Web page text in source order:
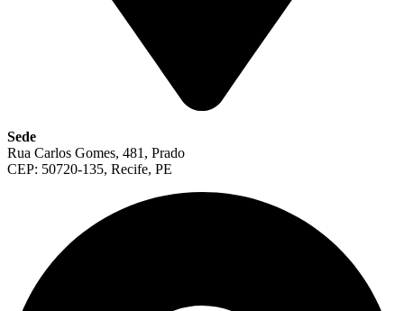
Sede
Rua Carlos Gomes, 481, Prado
CEP: 50720-135, Recife, PE